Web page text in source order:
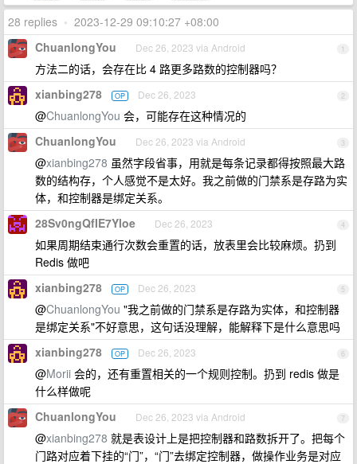
28 replies • 2023-12-29 09:10:27 +08:00
1
ChuanlongYou Dec 26, 2023 via Android
方法二的话，会存在比 4 路更多路数的控制器吗？
2
xianbing278 OP Dec 26, 2023
@ChuanlongYou 会，可能存在这种情况的
3
ChuanlongYou Dec 26, 2023 via Android
@xianbing278 虽然字段省事，用就是每条记录都得按照最大路
数的结构存，个人感觉不是太好。我之前做的门禁系是存路为实
体，和控制器是绑定关系。
4
28Sv0ngQfIE7Yloe Dec 26, 2023
如果周期结束通行次数会重置的话，放表里会比较麻烦。扔到
Redis 做吧
5
xianbing278 OP Dec 26, 2023
@ChuanlongYou "我之前做的门禁系是存路为实体，和控制器
是绑定关系"不好意思，这句话没理解，能解释下是什么意思吗
6
xianbing278 OP Dec 26, 2023
@Morii 会的，还有重置相关的一个规则控制。扔到 redis 做是
什么样做呢
7
ChuanlongYou Dec 26, 2023 via Android
@xianbing278 就是表设计上是把控制器和路数拆开了。把每个
门路对应着下挂的“门”，“门”去绑定控制器，做操作业务是对应